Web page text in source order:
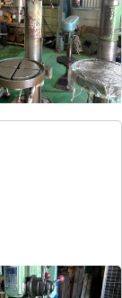
吉良
KRTG-540
-